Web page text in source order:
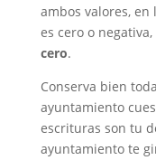
ambos valores,
es cero o
cero.
Conserva bien
ayuntamiento
escrituras son tu
ayuntamiento te